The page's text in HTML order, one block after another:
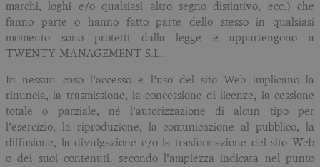
marchi, loghi e/o qualsiasi altro segno distintivo, ecc.) che
fanno parte o hanno fatto parte dello stesso in qualsiasi
momento sono protetti dalla legge e appartengono a
TWENTY MANAGEMENT S.L..
In nessun caso l’accesso e l’uso del sito Web implicano la
rinuncia, la trasmissione, la concessione di licenze, la cessione
totale o parziale, né l’autorizzazione di alcun tipo per
l’esercizio, la riproduzione, la comunicazione al pubblico, la
diffusione, la divulgazione e/o la trasformazione del sito Web
o dei suoi contenuti, secondo l’ampiezza indicata nel punto